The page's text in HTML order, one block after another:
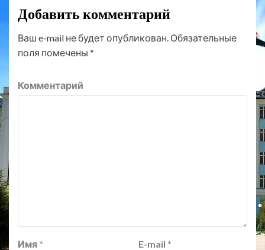
Добавить комментарий
Ваш e-mail не будет опубликован. Обязательные
поля помечены *
Комментарий
Имя * E-mail *